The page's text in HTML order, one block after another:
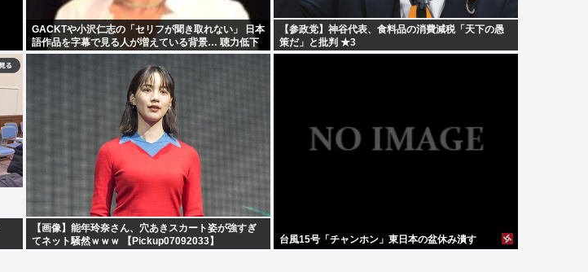
GACKTや小沢仁志の「セリフが聞き取れない」 日本
語作品を字幕で見る人が増えている背景… 聴力低下
が原因ではない？
【参政党】神谷代表、食料品の消費減税「天下の愚
策だ」と批判 ★3
【画像】能年玲奈さん、穴あきスカート姿が強すぎ
てネット騒然ｗｗｗ 【Pickup07092033】
台風15号「チャンホン」東日本の盆休み潰す